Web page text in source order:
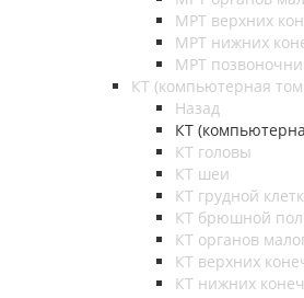
МРТ верхних
МРТ нижних
МРТ
КТ (компьютерная
Назад
КТ
КТ головы
КТ шеи
КТ грудной
КТ брюшной
КТ органов
КТ верхних
КТ нижних